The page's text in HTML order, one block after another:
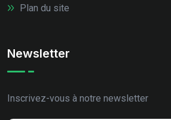
Plan du site
Newsletter
Inscrivez-vous à notre newsletter